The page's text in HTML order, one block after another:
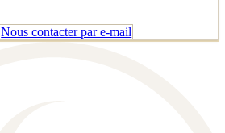
Nous contacter par e-mail